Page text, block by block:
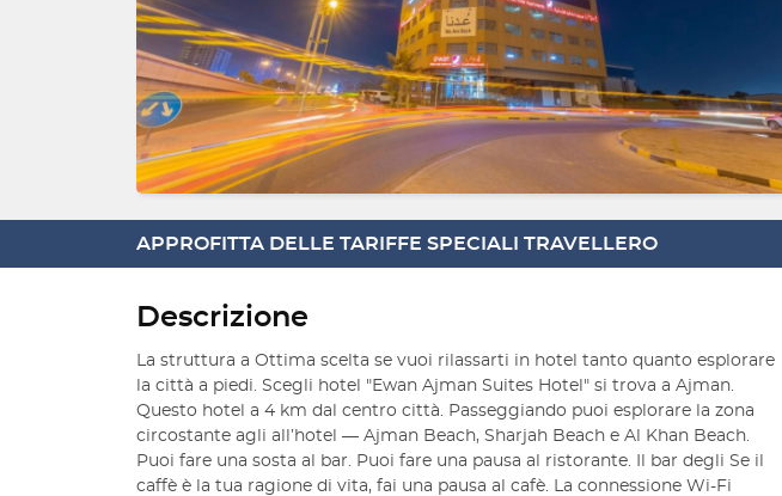
APPROFITTA DELLE TARIFFE SPECIALI TRAVELLERO
Descrizione
La struttura a Ottima scelta se vuoi rilassarti in hotel tanto quanto esplorare
la città a piedi. Scegli hotel "Ewan Ajman Suites Hotel" si trova a Ajman.
Questo hotel a 4 km dal centro città. Passeggiando puoi esplorare la zona
circostante agli all’hotel — Ajman Beach, Sharjah Beach e Al Khan Beach.
Puoi fare una sosta al bar. Puoi fare una pausa al ristorante. Il bar degli Se il
caffè è la tua ragione di vita, fai una pausa al cafè. La connessione Wi-Fi